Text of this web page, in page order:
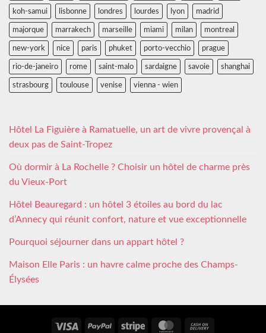
koh-samui lisbonne londres lourdes lyon madrid
majorque marrakech marseille miami milan montreal
new-york nice paris phuket porto-vecchio prague
rio-de-janeiro rome saint-malo sardaigne savoie shanghai
strasbourg toulouse venise vienna - wien
Hôtel La Figuière à Ramatuelle, un art de vivre provençal à
deux pas de Saint-Tropez
Où dormir à La Rochelle ? Choisir un hôtel de charme près
du Vieux-Port
Hôtel Beauregard : un hôtel 3 étoiles au bord du lac
d’Annecy qui réunit confort, nature et vue exceptionnelle
Pourquoi séjourner dans un appart hôtel ?
Maison Elle Paris : un havre calme proche des Champs-
Élysées
Visa PayPal Stripe MasterCard